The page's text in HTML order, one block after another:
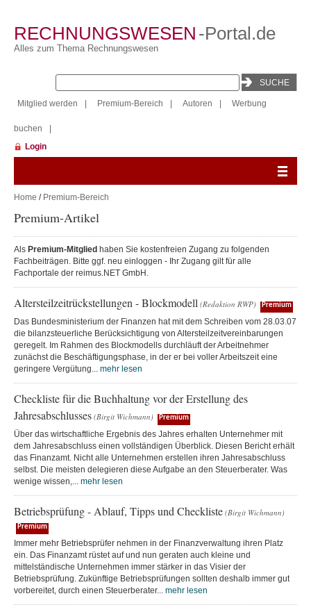
RECHNUNGSWESEN -Portal.de
Alles zum Thema Rechnungswesen
Mitglied werden Premium-Bereich Autoren Werbung
buchen
Login
Home / Premium-Bereich
Premium-Artikel
Als Premium-Mitglied haben Sie kostenfreien Zugang zu folgenden
Fachbeiträgen. Bitte ggf. neu einloggen - Ihr Zugang gilt für alle
Fachportale der reimus.NET GmbH.
Altersteilzeitrückstellungen - Blockmodell (Redaktion RWP) Premium
Das Bundesministerium der Finanzen hat mit dem Schreiben vom 28.03.07
die bilanzsteuerliche Berücksichtigung von Altersteilzeitvereinbarungen
geregelt. Im Rahmen des Blockmodells durchläuft der Arbeitnehmer
zunächst die Beschäftigungsphase, in der er bei voller Arbeitszeit eine
geringere Vergütung... mehr lesen
Checkliste für die Buchhaltung vor der Erstellung des
Jahresabschlusses (Birgit Wichmann) Premium
Über das wirtschaftliche Ergebnis des Jahres erhalten Unternehmer mit
dem Jahresabschluss einen vollständigen Überblick. Diesen Bericht erhält
das Finanzamt. Nicht alle Unternehmen erstellen ihren Jahresabschluss
selbst. Die meisten delegieren diese Aufgabe an den Steuerberater. Was
wenige wissen,... mehr lesen
Betriebsprüfung - Ablauf, Tipps und Checkliste (Birgit Wichmann)
Premium
Immer mehr Betriebsprüfer nehmen in der Finanzverwaltung ihren Platz
ein. Das Finanzamt rüstet auf und nun geraten auch kleine und
mittelständische Unternehmen immer stärker in das Visier der
Betriebsprüfung. Zukünftige Betriebsprüfungen sollten deshalb immer gut
vorbereitet, durch einen Steuerberater... mehr lesen